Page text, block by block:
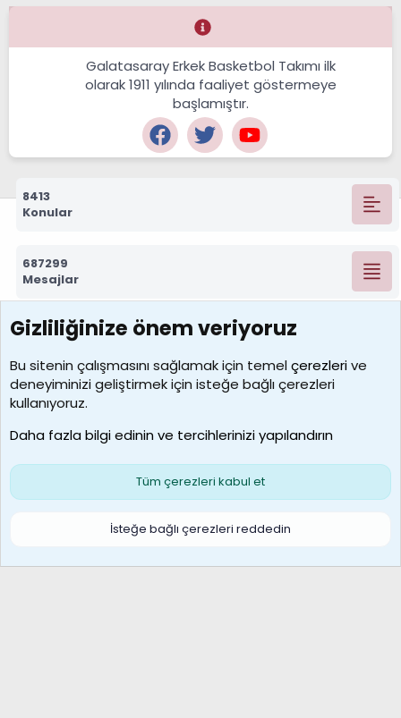
Galatasaray Erkek Basketbol Takımı ilk
olarak 1911 yılında faaliyet göstermeye
başlamıştır.
8413
Konular
687299
Mesajlar
7390
Kullanıcılar
MosesBrownHayranı
Son üye
Çerezler
S
Gizliliğinize önem veriyoruz
Bu sitenin çalışmasını sağlamak için temelçerezlerive
deneyiminizi geliştirmek için isteğe bağlı çerezleri
kullanıyoruz.
Daha fazla bilgi edinin ve tercihlerinizi yapılandırın
Tüm çerezleri kabul et
İsteğe bağlı çerezleri reddedin